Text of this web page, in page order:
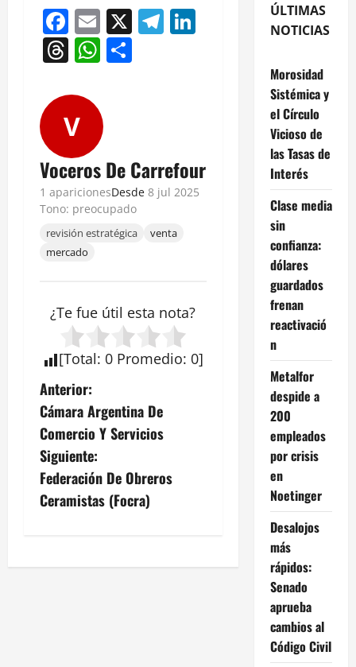
Facebook
Email
X Telegram
LinkedIn
Threads
WhatsApp
V
Voceros De Carrefour
1 aparicionesDesde 8 jul 2025
Tono: preocupado
revisión estratégica
venta
mercado
¿Te fue útil esta nota?
[Total: 0 Promedio: 0]
N
a
v
e
a
Anterior:
Cámara Argentina De
Comercio Y Servicios
Siguiente:
Federación De Obreros
Ceramistas (Focra)
ÚLTIMAS
NOTICIAS
Morosidad
Sistémica y
el Círculo
Vicioso de
las Tasas de
Interés
Clase media
sin
confianza:
dólares
guardados
frenan
reactivació
n
Metalfor
despide a
200
empleados
por crisis
en
Noetinger
Desalojos
más
rápidos:
Senado
aprueba
cambios al
Código Civil